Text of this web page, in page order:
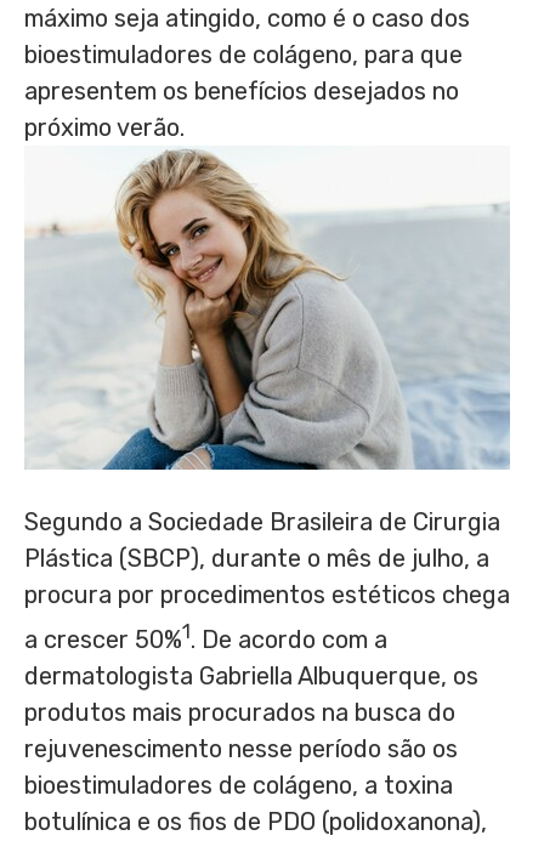
máximo seja atingido, como é o caso dos
bioestimuladores de colágeno, para que
apresentem os benefícios desejados no
próximo verão.
Segundo a Sociedade Brasileira de Cirurgia
Plástica (SBCP), durante o mês de julho, a
procura por procedimentos estéticos chega
a crescer 50%1. De acordo com a
dermatologista Gabriella Albuquerque, os
produtos mais procurados na busca do
rejuvenescimento nesse período são os
bioestimuladores de colágeno, a toxina
botulínica e os fios de PDO (polidoxanona),